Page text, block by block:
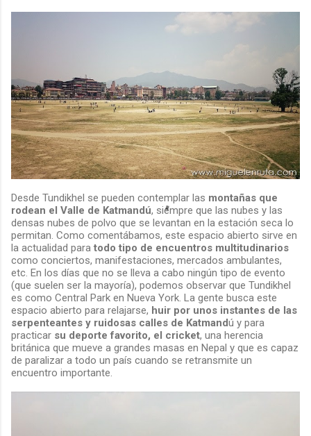
Desde Tundikhel se pueden contemplar las montañas que
rodean el Valle de Katmandú, siempre que las nubes y las
densas nubes de polvo que se levantan en la estación seca lo
permitan. Como comentábamos, este espacio abierto sirve en
la actualidad para todo tipo de encuentros multitudinarios
como conciertos, manifestaciones, mercados ambulantes,
etc. En los días que no se lleva a cabo ningún tipo de evento
(que suelen ser la mayoría), podemos observar que Tundikhel
es como Central Park en Nueva York. La gente busca este
espacio abierto para relajarse, huir por unos instantes de las
serpenteantes y ruidosas calles de Katmandú y para
practicar su deporte favorito, el cricket, una herencia
británica que mueve a grandes masas en Nepal y que es capaz
de paralizar a todo un país cuando se retransmite un
encuentro importante.